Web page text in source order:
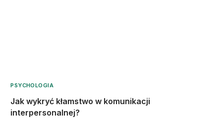
PSYCHOLOGIA
Jak wykryć kłamstwo w komunikacji
interpersonalnej?